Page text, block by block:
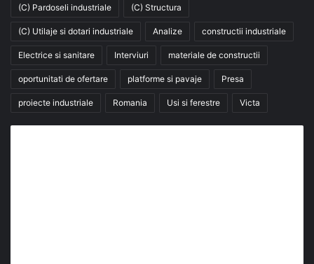
(C) Pardoseli industriale (C) Structura
(C) Utilaje si dotari industriale Analize constructii industriale
Electrice si sanitare Interviuri materiale de constructii
oportunitati de ofertare platforme si pavaje Presa
proiecte industriale Romania Usi si ferestre Victa